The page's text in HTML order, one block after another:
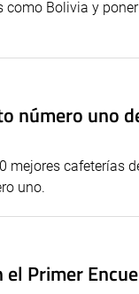
Bolivia y
número uno
mejores cafeterías
uno.
Primer